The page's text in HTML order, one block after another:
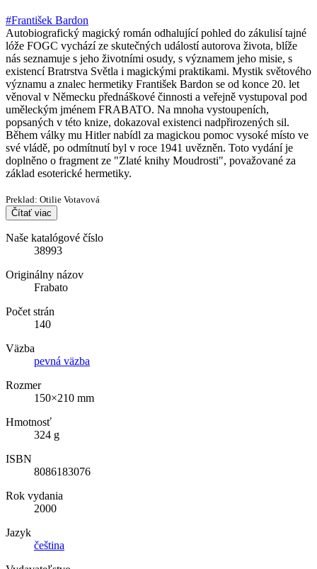
#František Bardon
Autobiografický magický román odhalující pohled do zákulisí tajné
lóže FOGC vychází ze skutečných událostí autorova života, blíže
nás seznamuje s jeho životními osudy, s významem jeho misie, s
existencí Bratrstva Světla i magickými praktikami. Mystik světového
významu a znalec hermetiky František Bardon se od konce 20. let
věnoval v Německu přednáškové činnosti a veřejně vystupoval pod
uměleckým jménem FRABATO. Na mnoha vystoupeních,
popsaných v této knize, dokazoval existenci nadpřirozených sil.
Během války mu Hitler nabídl za magickou pomoc vysoké místo ve
své vládě, po odmítnutí byl v roce 1941 uvězněn. Toto vydání je
doplněno o fragment ze "Zlaté knihy Moudrosti", považované za
základ esoterické hermetiky.
Preklad: Otilie Votavová
Čítať viac
Naše katalógové číslo
38993
Originálny názov
Frabato
Počet strán
140
Väzba
pevná väzba
Rozmer
150×210 mm
Hmotnosť
324 g
ISBN
8086183076
Rok vydania
2000
Jazyk
čeština